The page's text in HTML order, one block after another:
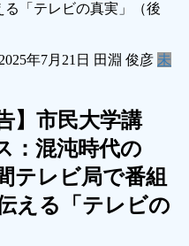
「テレビの真実」（後
2025年7月21日 田淵 俊彦 未
】市民大学講
：混沌時代の
テレビ局で番組
える「テレビの